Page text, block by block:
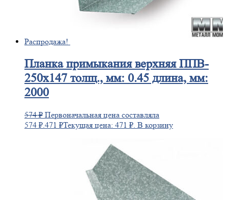
Распродажа!
Планкапримыкания верхняя ППВ-
250х147 толщ., мм: 0.45 длина, мм:
2000
574₽ Первоначальная цена составляла
574 ₽.471 ₽Текущая цена: 471 ₽. В корзину